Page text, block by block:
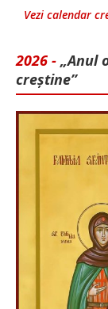
Vezi calendar
2026 - „Anul
creștine”